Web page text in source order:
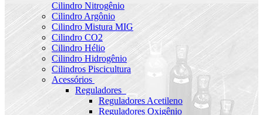
Cilindro Nitrogênio
Cilindro Argônio
Cilindro Mistura MIG
Cilindro CO2
Cilindro Hélio
Cilindro Hidrogênio
Cilindros Piscicultura
Acessórios
Reguladores
Reguladores Acetileno
Reguladores Oxigênio